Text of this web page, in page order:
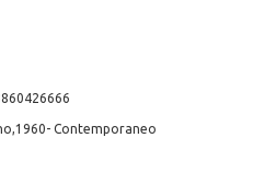
Contemporaneo